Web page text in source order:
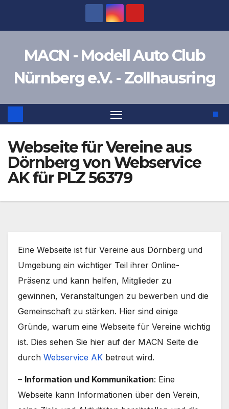
MACN - Modell Auto Club
Nürnberg e.V. - Zollhausring
Webseite für Vereine aus
Dörnberg von Webservice
AK für PLZ 56379
Eine Webseite ist für Vereine aus Dörnberg und
Umgebung ein wichtiger Teil ihrer Online-
Präsenz und kann helfen, Mitglieder zu
gewinnen, Veranstaltungen zu bewerben und die
Gemeinschaft zu stärken. Hier sind einige
Gründe, warum eine Webseite für Vereine wichtig
ist. Dies sehen Sie hier auf der MACN Seite die
durch Webservice AK betreut wird.
– Information und Kommunikation: Eine
Webseite kann Informationen über den Verein,